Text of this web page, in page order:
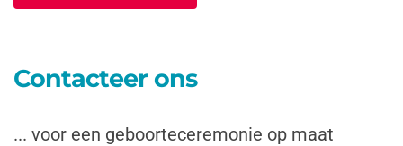
Contacteer ons
... voor een geboorteceremonie op maat